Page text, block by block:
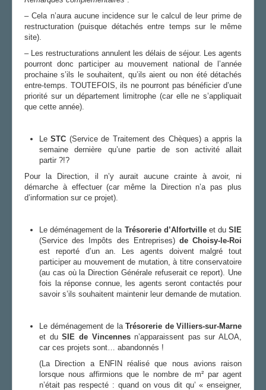
– Cela n’aura aucune incidence sur le calcul de leur prime de
restructuration (puisque détachés entre temps sur le même
site).
– Les restructurations annulent les délais de séjour. Les agents
pourront donc participer au mouvement national de l’année
prochaine s’ils le souhaitent, qu’ils aient ou non été détachés
entre-temps. TOUTEFOIS, ils ne pourront pas bénéficier d’une
priorité sur un département limitrophe (car elle ne s’appliquait
que cette année).
LeSTC (Service de Traitement des Chèques) a appris la
semaine dernière qu’une partie de son activité allait
partir ?!?
Pour la Direction, il n’y aurait aucune crainte à avoir, ni
démarche à effectuer (car même la Direction n’a pas plus
d’information sur ce projet).
Le déménagement de la Trésorerie d’Alfortvilleet du SIE
(Service des Impôts des Entreprises) de Choisy-le-Roi
est reporté d’un an. Les agents doivent malgré tout
participer au mouvement de mutation, à titre conservatoire
(au cas où la Direction Générale refuserait ce report). Une
fois la réponse connue, les agents seront contactés pour
savoir s’ils souhaitent maintenir leur demande de mutation.
Le déménagement de la Trésorerie de Villiers-sur-Marne
et duSIE de Vincennesn’apparaissent pas sur ALOA,
car ces projets sont… abandonnés !
(La Direction a ENFIN réalisé que nous avions raison
lorsque nous affirmions que le nombre de m² par agent
n’était pas respecté : quand on vous dit qu’ « enseigner,